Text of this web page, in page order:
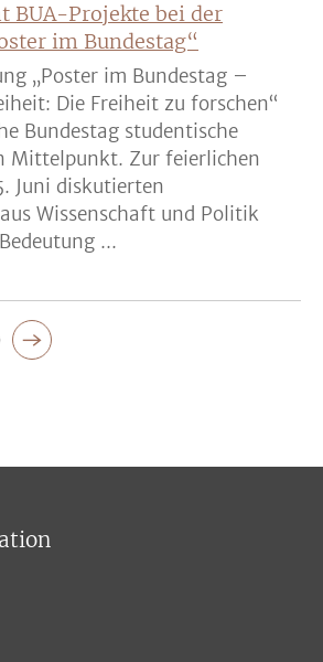
BUA-Projekte bei der
im Bundestag“
„Poster im Bundestag –
Die Freiheit zu forschen“
Bundestag studentische
Mittelpunkt. Zur feierlichen
Juni diskutierten
Wissenschaft und Politik
...